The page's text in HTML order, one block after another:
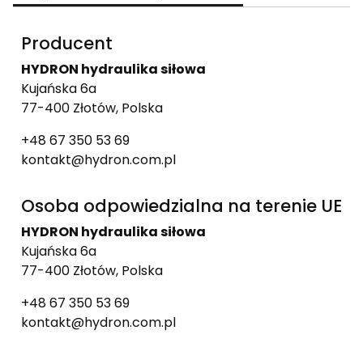
Producent
HYDRON hydraulika siłowa
Kujańska 6a
77-400 Złotów, Polska
+48 67 350 53 69
kontakt@hydron.com.pl
Osoba odpowiedzialna na terenie UE
HYDRON hydraulika siłowa
Kujańska 6a
77-400 Złotów, Polska
+48 67 350 53 69
kontakt@hydron.com.pl